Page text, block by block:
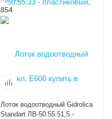
854
Лоток водоотводный Gidrolica
Standart ЛВ-50.55.51,5 -